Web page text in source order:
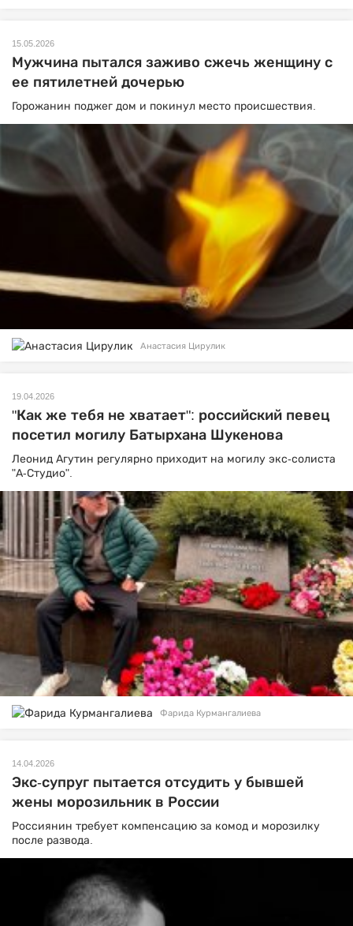
15.05.2026
Мужчина пытался заживо сжечь женщину с
ее пятилетней дочерью
Горожанин поджег дом и покинул место происшествия.
Анастасия Цирулик
19.04.2026
"Как же тебя не хватает": российский певец
посетил могилу Батырхана Шукенова
Леонид Агутин регулярно приходит на могилу экс-солиста
"А-Студио".
Фарида Курмангалиева
14.04.2026
Экс-супруг пытается отсудить у бывшей
жены морозильник в России
Россиянин требует компенсацию за комод и морозилку
после развода.